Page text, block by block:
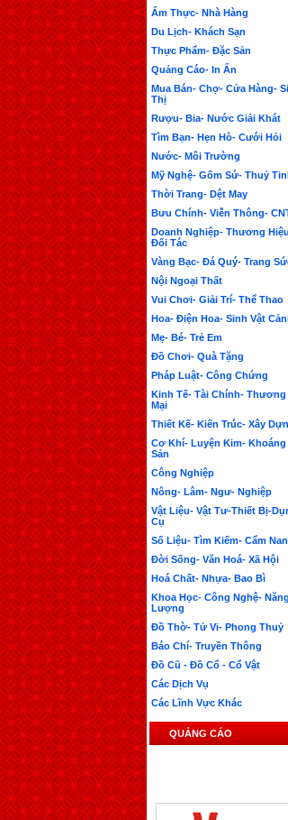
Ẩm Thực- Nhà Hàng
Du Lịch- Khách Sạn
Thực Phẩm- Đặc Sản
Quảng Cáo- In Ấn
Mua Bán- Chợ- Cửa Hàng-
Thị
Rượu- Bia- Nước Giải Khát
Tìm Bạn- Hẹn Hò- Cưới Hỏi
Nước- Môi Trường
Mỹ Nghệ- Gốm Sứ- Thuỷ
Thời Trang- Dệt May
Bưu Chính- Viễn Thông-
Doanh Nghiệp- Thương
Đối Tác
Vàng Bạc- Đá Quý- Trang
Nội Ngoại Thất
Vui Chơi- Giải Trí- Thể Thao
Hoa- Điện Hoa- Sinh Vật
Mẹ- Bé- Trẻ Em
Đồ Chơi- Quà Tặng
Pháp Luật- Công Chứng
Kinh Tế- Tài Chính- Thương
Mại
Thiết Kế- Kiến Trúc- Xây
Cơ Khí- Luyện Kim- Khoáng
Sản
Công Nghiệp
Nông- Lâm- Ngư- Nghiệp
Vật Liệu- Vật Tư-Thiết Bị-
Cụ
Số Liệu- Tìm Kiếm- Cẩm
Đời Sống- Văn Hoá- Xã Hội
Hoá Chất- Nhựa- Bao Bì
Khoa Học- Công Nghệ- Năng
Lượng
Đồ Thờ- Tử Vi- Phong Thuỷ
Báo Chí- Truyền Thông
Đồ Cũ - Đồ Cổ - Cổ Vật
Các Dịch Vụ
Các Lĩnh Vực Khác
QUẢNG CÁO